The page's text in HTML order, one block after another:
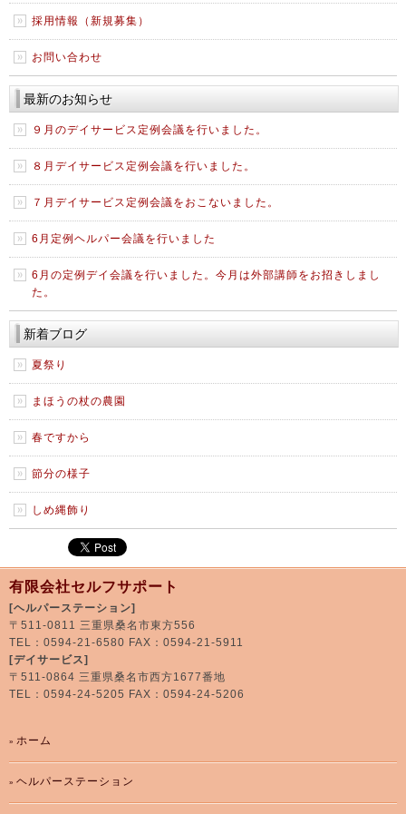
採用情報（新規募集）
お問い合わせ
最新のお知らせ
９月のデイサービス定例会議を行いました。
８月デイサービス定例会議を行いました。
７月デイサービス定例会議をおこないました。
6月定例ヘルパー会議を行いました
6月の定例デイ会議を行いました。今月は外部講師をお招きしまし
た。
新着ブログ
夏祭り
まほうの杖の農園
春ですから
節分の様子
しめ縄飾り
有限会社セルフサポート
[ヘルパーステーション]
〒511-0811 三重県桑名市東方556
TEL：0594-21-6580 FAX：0594-21-5911
[デイサービス]
〒511-0864 三重県桑名市西方1677番地
TEL：0594-24-5205 FAX：0594-24-5206
ホーム
ヘルパーステーション